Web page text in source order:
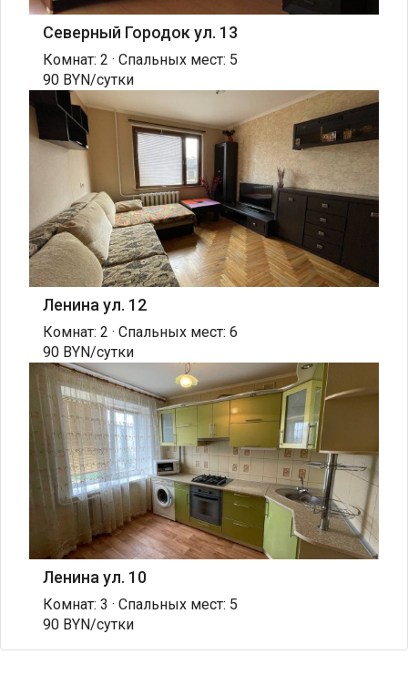
Северный Городок ул. 13
Комнат: 2 · Спальных мест: 5
90 BYN/сутки
Ленина ул. 12
Комнат: 2 · Спальных мест: 6
90 BYN/сутки
Ленина ул. 10
Комнат: 3 · Спальных мест: 5
90 BYN/сутки